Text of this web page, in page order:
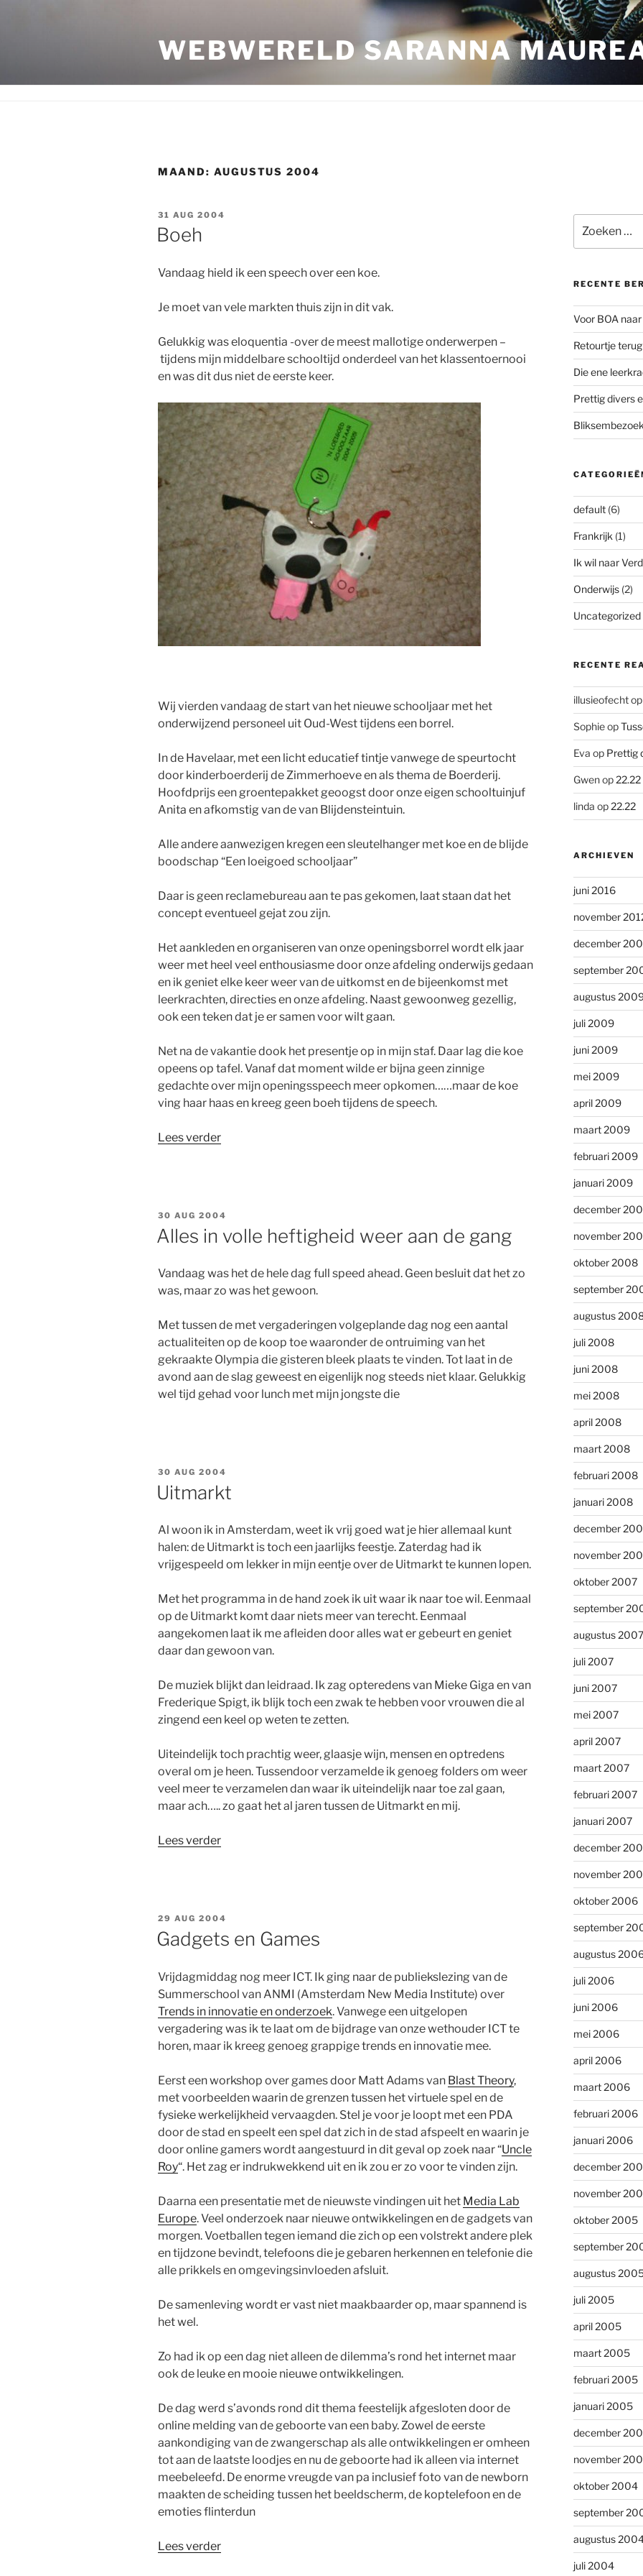
WEBWERELD SARANNA
MAAND: AUGUSTUS 2004
GEPLAATST
OP
31 AUG 2004
Boeh
Vandaag hield ik een speech over een koe.
Je moet van vele markten thuis zijn in dit vak.
Gelukkig was eloquentia -over de meest mallotige onderwerpen –
tijdens mijn middelbare schooltijd onderdeel van het klassentoernooi
en was dit dus niet de eerste keer.
Wij vierden vandaag de start van het nieuwe schooljaar met het
onderwijzend personeel uit Oud-West tijdens een borrel.
In de Havelaar, met een licht educatief tintje vanwege de speurtocht
door kinderboerderij de Zimmerhoeve en als thema de Boerderij.
Hoofdprijs een groentepakket geoogst door onze eigen schooltuinjuf
Anita en afkomstig van de van Blijdensteintuin.
Alle andere aanwezigen kregen een sleutelhanger met koe en de blijde
boodschap “Een loeigoed schooljaar”
Daar is geen reclamebureau aan te pas gekomen, laat staan dat het
concept eventueel gejat zou zijn.
Het aankleden en organiseren van onze openingsborrel wordt elk jaar
weer met heel veel enthousiasme door onze afdeling onderwijs gedaan
en ik geniet elke keer weer van de uitkomst en de bijeenkomst met
leerkrachten, directies en onze afdeling. Naast gewoonweg gezellig,
ook een teken dat je er samen voor wilt gaan.
Net na de vakantie dook het presentje op in mijn staf. Daar lag die koe
opeens op tafel. Vanaf dat moment wilde er bijna geen zinnige
gedachte over mijn openingsspeech meer opkomen……maar de koe
ving haar haas en kreeg geen boeh tijdens de speech.
Lees verder“Boeh”
GEPLAATST
30 AUG 2004
Alles in volle heftigheid weer aan de gang
Vandaag was het de hele dag full speed ahead. Geen besluit dat het zo
was, maar zo was het gewoon.
Met tussen de met vergaderingen volgeplande dag nog een aantal
actualiteiten op de koop toe waaronder de ontruiming van het
gekraakte Olympia die gisteren bleek plaats te vinden. Tot laat in de
avond aan de slag geweest en eigenlijk nog steeds niet klaar. Gelukkig
wel tijd gehad voor lunch met mijn jongste die
GEPLAATST
OP
30 AUG 2004
Uitmarkt
Al woon ik in Amsterdam, weet ik vrij goed wat je hier allemaal kunt
halen: de Uitmarkt is toch een jaarlijks feestje. Zaterdag had ik
vrijgespeeld om lekker in mijn eentje over de Uitmarkt te kunnen lopen.
Met het programma in de hand zoek ik uit waar ik naar toe wil. Eenmaal
op de Uitmarkt komt daar niets meer van terecht. Eenmaal
aangekomen laat ik me afleiden door alles wat er gebeurt en geniet
daar dan gewoon van.
De muziek blijkt dan leidraad. Ik zag opteredens van Mieke Giga en van
Frederique Spigt, ik blijk toch een zwak te hebben voor vrouwen die al
zingend een keel op weten te zetten.
Uiteindelijk toch prachtig weer, glaasje wijn, mensen en optredens
overal om je heen. Tussendoor verzamelde ik genoeg folders om weer
veel meer te verzamelen dan waar ik uiteindelijk naar toe zal gaan,
maar ach….. zo gaat het al jaren tussen de Uitmarkt en mij.
Lees verder“Uitmarkt”
GEPLAATST
OP
29 AUG 2004
Gadgets en Games
Vrijdagmiddag nog meer ICT. Ik ging naar de publiekslezing van de
Summerschool van ANMI (Amsterdam New Media Institute) over
Trends in innovatie en onderzoek. Vanwege een uitgelopen
vergadering was ik te laat om de bijdrage van onze wethouder ICT te
horen, maar ik kreeg genoeg grappige trends en innovatie mee.
Eerst een workshop over games door Matt Adams van Blast Theory,
met voorbeelden waarin de grenzen tussen het virtuele spel en de
fysieke werkelijkheid vervaagden. Stel je voor je loopt met een PDA
door de stad en speelt een spel dat zich in de stad afspeelt en waarin je
door online gamers wordt aangestuurd in dit geval op zoek naar “Uncle
Roy“. Het zag er indrukwekkend uit en ik zou er zo voor te vinden zijn.
Daarna een presentatie met de nieuwste vindingen uit het Media Lab
Europe. Veel onderzoek naar nieuwe ontwikkelingen en de gadgets van
morgen. Voetballen tegen iemand die zich op een volstrekt andere plek
en tijdzone bevindt, telefoons die je gebaren herkennen en telefonie die
alle prikkels en omgevingsinvloeden afsluit.
De samenleving wordt er vast niet maakbaarder op, maar spannend is
het wel.
Zo had ik op een dag niet alleen de dilemma’s rond het internet maar
ook de leuke en mooie nieuwe ontwikkelingen.
De dag werd s’avonds rond dit thema feestelijk afgesloten door de
online melding van de geboorte van een baby. Zowel de eerste
aankondiging van de zwangerschap als alle ontwikkelingen er omheen
tot aan de laatste loodjes en nu de geboorte had ik alleen via internet
meebeleefd. De enorme vreugde van pa inclusief foto van de newborn
maakten de scheiding tussen het beeldscherm, de koptelefoon en de
emoties flinterdun
Lees verder“Gadgets
naar:
RECENTE
Voor BOA
Retourtje
Die ene
Prettig divers
default(6)
Frankrijk (1)
Ik wil naar
Onderwijs(2)
Uncategorized
RECENTE
illusieofechtop
Sophieop
Eva op Prettig
Gwenop22.22
linda op22.22
ARCHIEVEN
juni 2016
november
december
september
augustus
juli 2009
juni 2009
mei 2009
april 2009
maart 2009
februari 2009
januari 2009
december
november
oktober 2008
september
augustus
juli 2008
juni 2008
mei 2008
april 2008
maart 2008
februari 2008
januari 2008
december
november
oktober 2007
september
augustus 2007
juli 2007
juni 2007
mei 2007
april 2007
maart 2007
februari 2007
januari 2007
december
november
oktober 2006
september
augustus
juli 2006
juni 2006
mei 2006
april 2006
maart 2006
februari 2006
januari 2006
december
november
oktober 2005
september
augustus
juli 2005
april 2005
maart 2005
februari 2005
januari 2005
december
november
oktober 2004
september
augustus
juli 2004